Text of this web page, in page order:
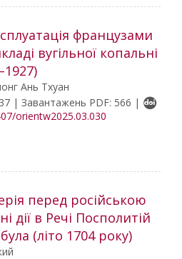
французами
вугільної копальні
Ань Тхуан
| Завантажень PDF: 566 |
orientw2025.03.030
перед російською
дії в Речі Посполитій
(літо 1704 року)